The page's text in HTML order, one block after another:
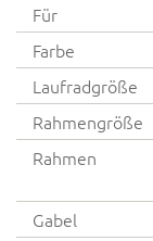
Für
Farbe
Laufradgröße
Rahmengröße
Rahmen
Gabel